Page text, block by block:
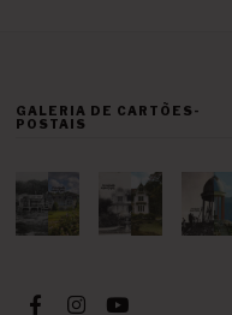
GALERIA DE CARTÕES-
POSTAIS